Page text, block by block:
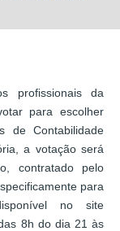
profissionais da
para escolher
de Contabilidade
a votação será
contratado pelo
para
no site
8h do dia 21 às